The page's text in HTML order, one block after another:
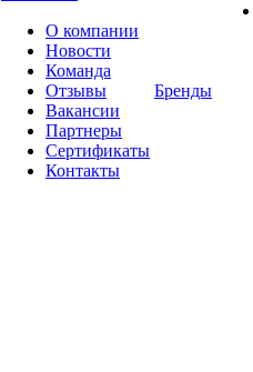
О компании
Новости
Команда
Отзывы
Вакансии
Партнеры
Сертификаты
Контакты
Бренды